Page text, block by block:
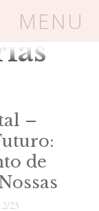
MENU
–
de
25